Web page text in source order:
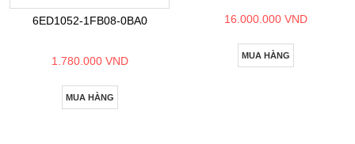
6ED1052-1FB08-0BA0
1.780.000 VND
MUA HÀNG
16.000.000 VND
MUA HÀNG